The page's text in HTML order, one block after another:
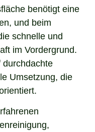
benötigt eine
und beim
schnelle und
im Vordergrund.
durchdachte
Umsetzung, die